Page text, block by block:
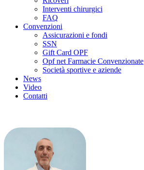
Interventi chirurgici
FAQ
Convenzioni
Assicurazioni e fondi
SSN
Gift Card OPF
Opf net Farmacie Convenzionate
Società sportive e aziende
News
Video
Contatti